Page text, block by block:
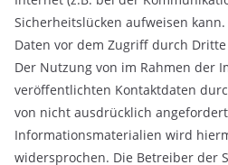
Sicherheitslücken aufweisen
Daten vor dem Zugriff durch
Der Nutzung von im Rahmen der
veröffentlichten Kontaktdaten
von nicht ausdrücklich
Informationsmaterialien wird
widersprochen. Die Betreiber der